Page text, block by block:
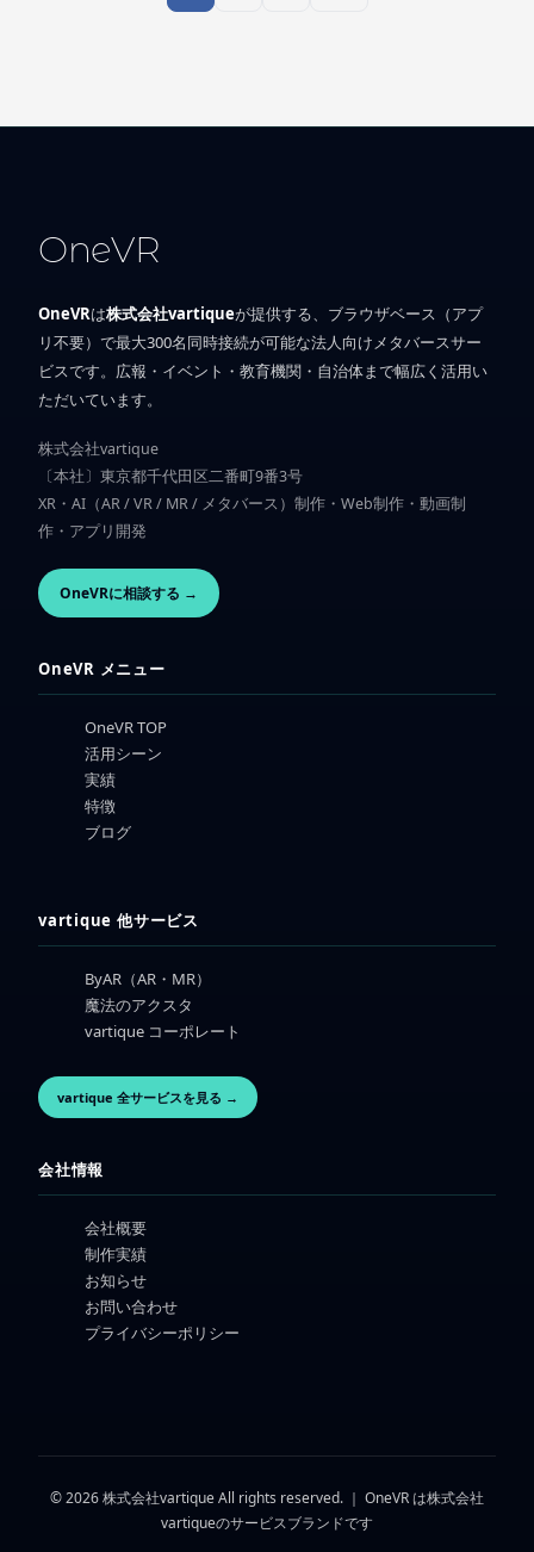
OneVR
OneVRは株式会社vartiqueが提供する、ブラウザベース（アプ
リ不要）で最大300名同時接続が可能な法人向けメタバースサー
ビスです。広報・イベント・教育機関・自治体まで幅広く活用い
ただいています。
株式会社vartique
〔本社〕東京都千代田区二番町9番3号
XR・AI（AR / VR / MR / メタバース）制作・Web制作・動画制
作・アプリ開発
OneVRに相談する →
OneVR メニュー
OneVR TOP
活用シーン
実績
特徴
ブログ
vartique 他サービス
ByAR（AR・MR）
魔法のアクスタ
vartique コーポレート
vartique 全サービスを見る →
会社情報
会社概要
制作実績
お知らせ
お問い合わせ
プライバシーポリシー
© 2026 株式会社vartique All rights reserved. ｜ OneVR は株式会社
vartiqueのサービスブランドです